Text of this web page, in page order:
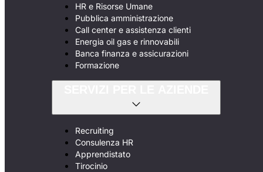
HR e Risorse Umane
Pubblica amministrazione
Call center e assistenza clienti
Energia oil gas e rinnovabili
Banca finanza e assicurazioni
Formazione
Recruiting
Consulenza HR
Apprendistato
Tirocinio